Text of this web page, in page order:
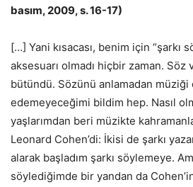
basım, 2009, s. 16-17)
[…] Yani kısacası, benim için “şarkı
aksesuarı olmadı hiçbir zaman. Söz
bütündü. Sözünü anlamadan
edemeyeceğimi bildim hep. Nasıl
yaşlarımdan beri müzikte
Leonard Cohen’di: İkisi de şarkı
alarak başladım şarkı söylemeye.
söylediğimde bir yandan da